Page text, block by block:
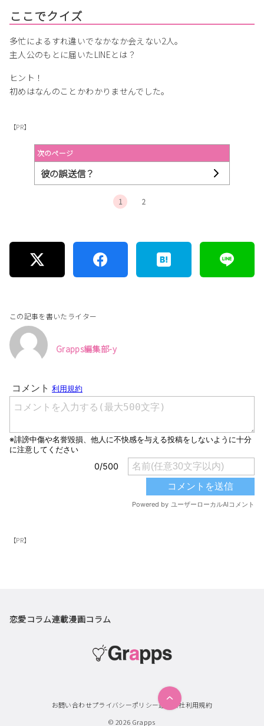
ここでクイズ
多忙によるすれ違いでなかなか会えない2人。
主人公のもとに届いたLINEとは？
ヒント！
初めはなんのことかわかりませんでした。
【PR】
次のページ
彼の誤送信？
1 2
この記事を書いたライター
Grapps編集部-y
【PR】
恋愛コラム連載漫画コラム
お問い合わせプライバシーポリシー運営会社利用規約
© 2026 Grapps